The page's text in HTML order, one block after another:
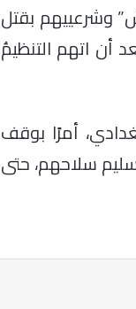
وشرعييهم بقتل
المدنيين، بعد أن اتهم التنظيمُ
بكر البغدادي، أمرًا بوقف
سلاحهم، حتى